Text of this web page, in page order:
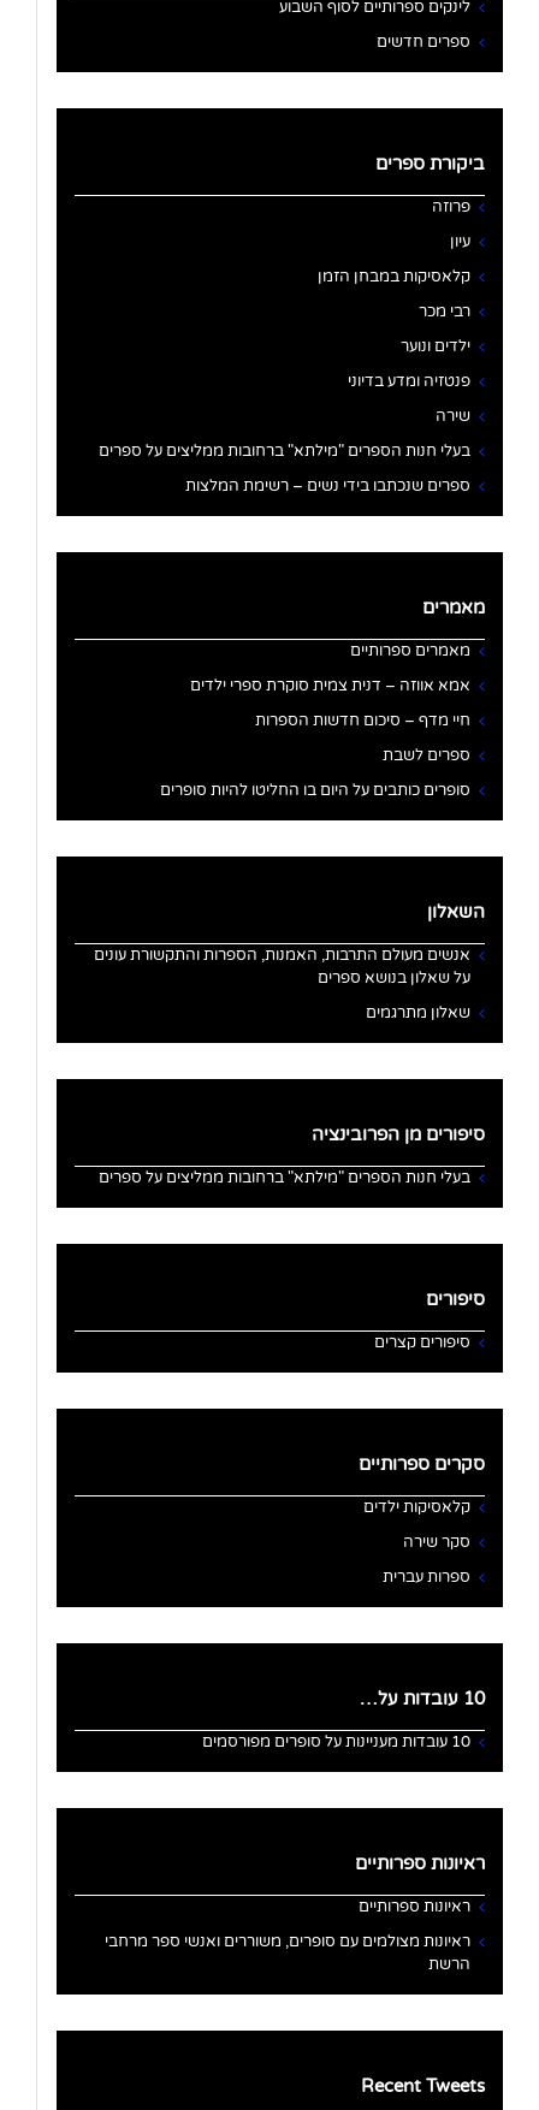
לינקים ספרותיים לסוף השבוע
ספרים חדשים
ביקורת ספרים
פרוזה
עיון
קלאסיקות במבחן הזמן
רבי מכר
ילדים ונוער
פנטזיה ומדע בדיוני
שירה
בעלי חנות הספרים "מילתא" ברחובות ממליצים על ספרים
ספרים שנכתבו בידי נשים – רשימת המלצות
מאמרים
מאמרים ספרותיים
אמא אווזה – דנית צמית סוקרת ספרי ילדים
חיי מדף – סיכום חדשות הספרות
ספרים לשבת
סופרים כותבים על היום בו החליטו להיות סופרים
השאלון
אנשים מעולם התרבות, האמנות, הספרות והתקשורת עונים
על שאלון בנושא ספרים
שאלון מתרגמים
סיפורים מן הפרובינציה
בעלי חנות הספרים "מילתא" ברחובות ממליצים על ספרים
סיפורים
סיפורים קצרים
סקרים ספרותיים
קלאסיקות ילדים
סקר שירה
ספרות עברית
10 עובדות על…
10 עובדות מעניינות על סופרים מפורסמים
ראיונות ספרותיים
ראיונות ספרותיים
ראיונות מצולמים עם סופרים, משוררים ואנשי ספר מרחבי
הרשת
Recent Tweets